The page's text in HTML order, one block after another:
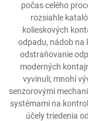
počas celého
rozsiahle
kolieskových
odpadu, nádob na
odstraňovanie
moderných
vyvinuli; mnohí
senzorovými
systémami na
účely triedenia